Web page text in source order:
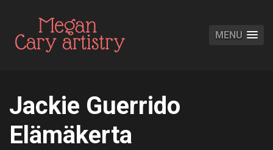
MENU
Jackie Guerrido
Elämäkerta